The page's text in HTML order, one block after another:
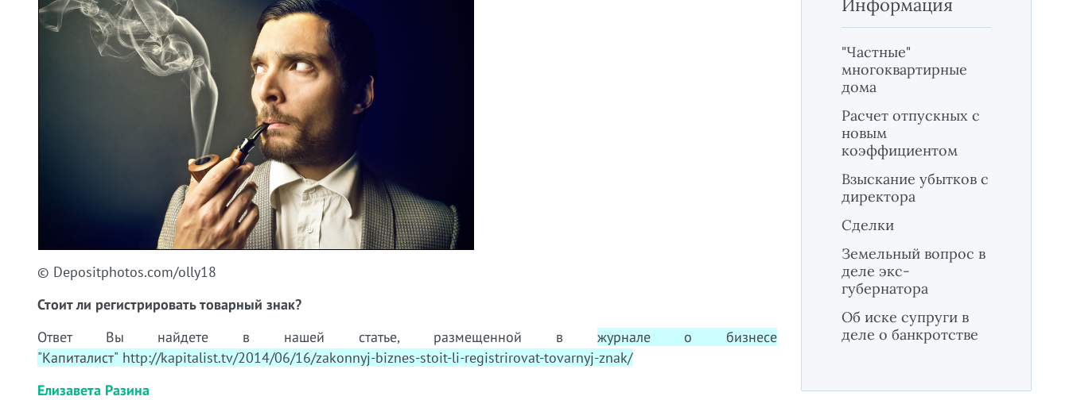
© Depositphotos.com/olly18
Стоит ли регистрировать товарный знак?
Ответ Вы найдете в нашей статье, размещенной в журнале о бизнесе
"Капиталист" http://kapitalist.tv/2014/06/16/zakonnyj-biznes-stoit-li-registrirovat-tovarnyj-znak/
Елизавета Разина
Информация
"Частные"
многоквартирные
дома
Расчет отпускных с
новым
коэффициентом
Взыскание убытков с
директора
Сделки
Земельный вопрос в
деле экс-
губернатора
Об иске супруги в
деле о банкротстве